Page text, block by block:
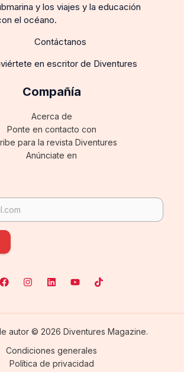
y los viajes y la educación
el océano.
Contáctanos
en escritor de Diventures
Compañía
Acerca de
Ponte en contacto con
para la revista Diventures
Anúnciate en
autor © 2026 Diventures Magazine.
Condiciones generales
Política de privacidad